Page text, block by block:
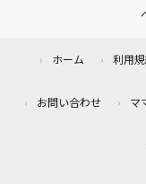
ホーム 利用
お問い合わせ マ